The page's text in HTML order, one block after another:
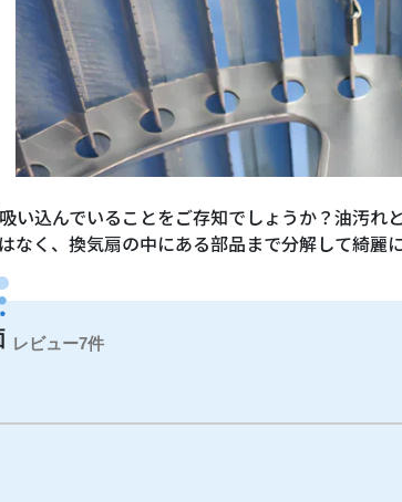
込んでいることをご存知でしょうか？油汚れ
く、換気扇の中にある部品まで分解して綺麗
7件